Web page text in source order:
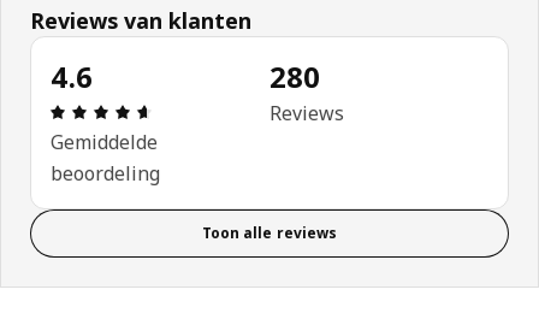
Reviews van klanten
4.6
Beoordeling: 4.6 van 5 sterren. Totaal
Gemiddelde
beoordeling
280
Reviews
Toon alle reviews